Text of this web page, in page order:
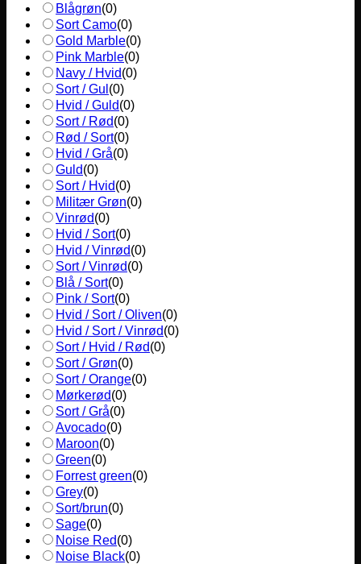
Blågrøn(0)
Sort Camo(0)
Gold Marble(0)
Pink Marble(0)
Navy / Hvid(0)
Sort / Gul (0)
Hvid / Guld(0)
Sort / Rød(0)
Rød / Sort(0)
Hvid / Grå(0)
Guld(0)
Sort / Hvid(0)
Militær Grøn(0)
Vinrød(0)
Hvid / Sort(0)
Hvid / Vinrød(0)
Sort / Vinrød(0)
Blå / Sort(0)
Pink / Sort(0)
Hvid / Sort / Oliven(0)
Hvid / Sort / Vinrød(0)
Sort / Hvid / Rød(0)
Sort / Grøn(0)
Sort / Orange(0)
Mørkerød(0)
Sort / Grå(0)
Avocado(0)
Maroon(0)
Green(0)
Forrest green(0)
Grey(0)
Sort/brun(0)
Sage(0)
Noise Red(0)
Noise Black(0)